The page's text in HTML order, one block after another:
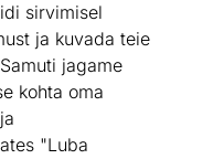
sirvimisel
ja kuvada teie
jagame
kohta oma
"Luba